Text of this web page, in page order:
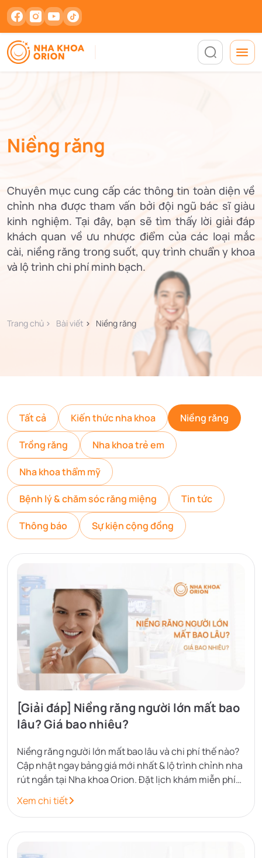
Niềng răng
Chuyên mục cung cấp các thông tin toàn diện về
chỉnh nha được tham vấn bởi đội ngũ bác sĩ giàu
kinh nghiệm. Tại đây, bạn sẽ tìm thấy lời giải đáp
khách quan về ưu nhược điểm của các loại mắc
cài, niềng răng trong suốt, quy trình chuẩn y khoa
và lộ trình chi phí minh bạch.
Trang chủ Bài viết Niềng răng
Tất cả Kiến thức nha khoa Niềng răng
Trồng răng Nha khoa trẻ em
Nha khoa thẩm mỹ
Bệnh lý & chăm sóc răng miệng Tin tức
Thông báo Sự kiện cộng đồng
[Giải đáp] Niềng răng người lớn mất bao
lâu? Giá bao nhiêu?
Niềng răng người lớn mất bao lâu và chi phí thế nào?
Cập nhật ngay bảng giá mới nhất & lộ trình chỉnh nha
rút ngắn tại Nha khoa Orion. Đặt lịch khám miễn phí
Xem chi tiết